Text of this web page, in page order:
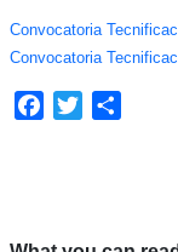
Convocatoria
Convocatoria
Facebook
Twitter